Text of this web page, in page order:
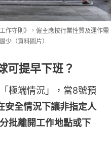
作守則》，僱主應按行業性質及運作需
少（資料圖片）
可提早下班？
極端情況」，當8號預
安全情況下讓非指定人
批離開工作地點或下